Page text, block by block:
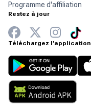
Programme d'affiliation
Restez à jour
Téléchargez l'application